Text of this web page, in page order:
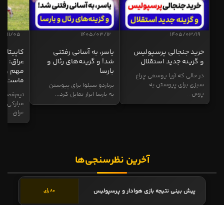
1405/03/19
خرید جنجالی پرسپولیس
و گزینه جدید استقلال
در حالی که آریا یوسفی چراغ
سبزی برای پیوستن به
پرس...
1405/03/12
یاسر، به آسانی رفتنی
شد! و گزینه‌های رئال و
بارسا
برناردو سیلوا برای پیوستن
به بارسا ابراز تمایل کرد...
11/05
عراق:
مهم و
ماست
نیم‌فصل
مبارکی
عراق...
آخرین نظرسنجی‌ها
پیش بینی نتیجه بازی هوادار و پرسپولیس 80 رأی